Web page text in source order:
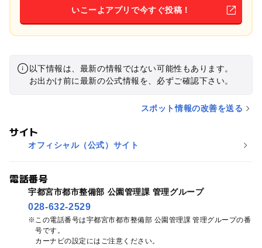
いこーよアプリで今すぐ投稿！
以下情報は、最新の情報ではない可能性もあります。
お出かけ前に最新の公式情報を、必ずご確認下さい。
スポット情報の改善を送る
サイト
オフィシャル（公式）サイト
電話番号
宇都宮市都市整備部 公園管理課 管理グループ
028-632-2529
この電話番号は宇都宮市都市整備部 公園管理課 管理グループの番
号です。
カーナビの設定にはご注意ください。